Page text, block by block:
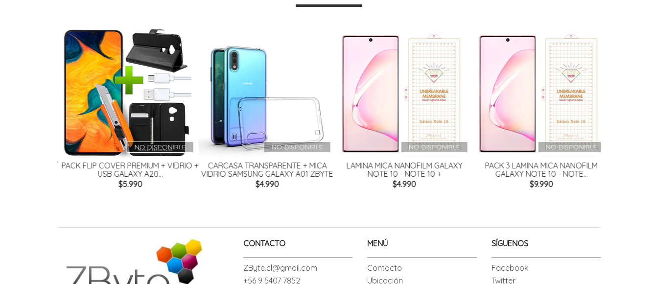
NO DISPONIBLE
PACK FLIP COVER PREMIUM + VIDRIO +
USB GALAXY A20...
$5.990
NO DISPONIBLE
CARCASA TRANSPARENTE + MICA
VIDRIO SAMSUNG GALAXY A01 ZBYTE
$4.990
NO DISPONIBLE
LAMINA MICA NANOFILM GALAXY
NOTE 10 - NOTE 10 +
$4.990
NO DISPONIBLE
PACK 3 LAMINA MICA NANOFILM
GALAXY NOTE 10 - NOTE...
$9.990
CONTACTO
ZByte.cl@gmail.com
+56 9 5407 7852
MENÚ
Contacto
Ubicación
SÍGUENOS
Facebook
Twitter